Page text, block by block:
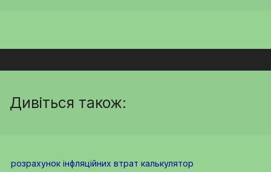
Дивіться також:
розрахунок інфляційних втрат калькулятор